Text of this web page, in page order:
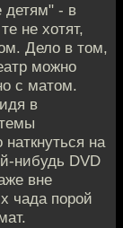
детям" - в
не хотят,
Дело в том,
можно
с матом.
в
на
нибудь DVD
вне
чада порой